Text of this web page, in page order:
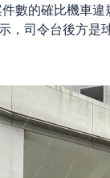
數的確比機車
司令台後方